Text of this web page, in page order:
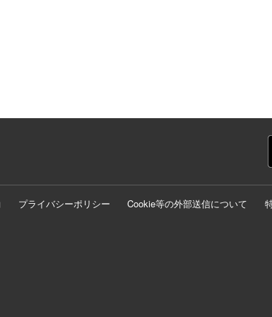
プライバシーポリシー Cookie等の外部送信について